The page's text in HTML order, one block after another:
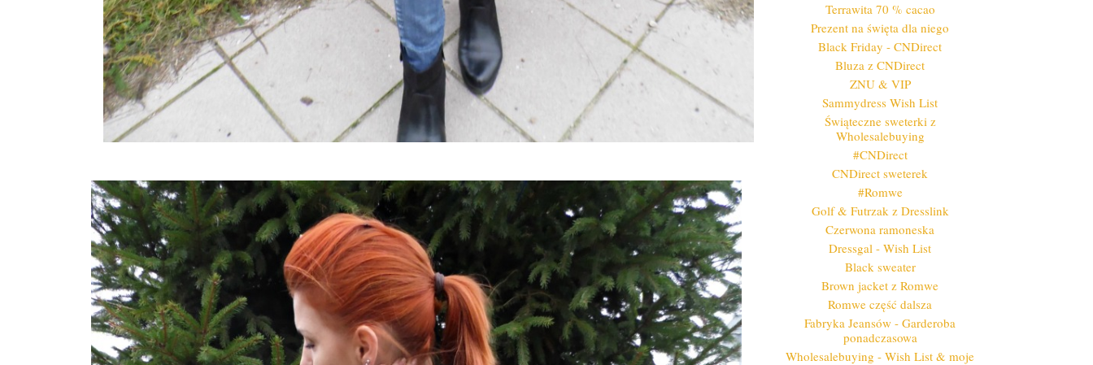
Terrawita 70 % cacao
Prezent na święta dla niego
Black Friday - CNDirect
Bluza z CNDirect
ZNU & VIP
Sammydress Wish List
Świąteczne sweterki z
Wholesalebuying
#CNDirect
CNDirect sweterek
#Romwe
Golf & Futrzak z Dresslink
Czerwona ramoneska
Dressgal - Wish List
Black sweater
Brown jacket z Romwe
Romwe część dalsza
Fabryka Jeansów - Garderoba
ponadczasowa
Wholesalebuying - Wish List & moje